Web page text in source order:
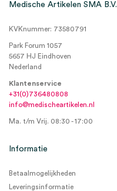
Medische Artikelen SMA B.V.
KVKnummer: 73580791
Park Forum 1057
5657 HJ Eindhoven
Nederland
Klantenservice
+31(0)736480808
info@medischeartikelen.nl
Ma. t/m Vrij. 08:30 - 17:00
Informatie
Betaalmogelijkheden
Leveringsinformatie